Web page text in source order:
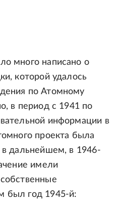
много написано о
которой удалось
по Атомному
в период с 1941 по
информации в
проекта была
в дальнейшем, в 1946-
имели
был год 1945-й: